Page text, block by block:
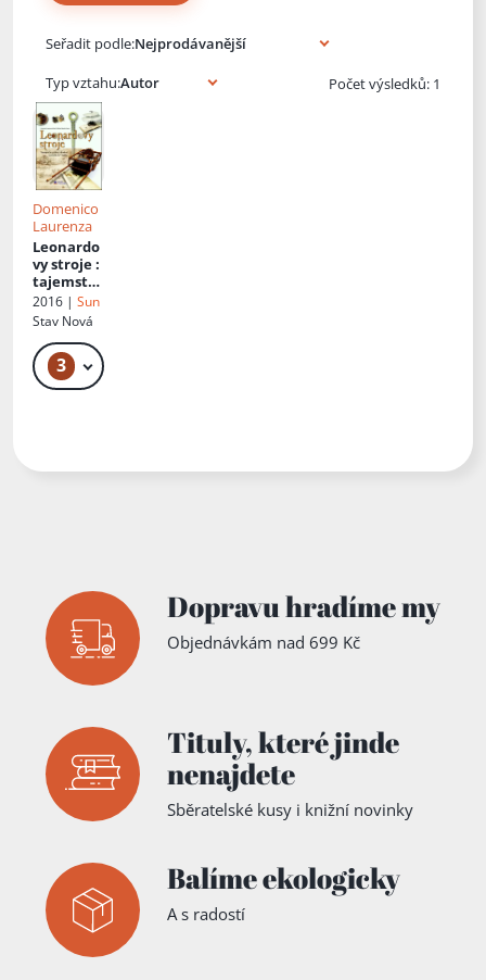
Seřadit podle:
Typ vztahu:
Počet výsledků: 1
Domenico
Laurenza
Leonardo
vy stroje:
tajemství
a
vynálezy z
Leonarda
da
Vinciho
2016 | Sun
Stav Nová
3
Dopravu hradíme my
Objednávkám nad 699 Kč
Tituly,které jinde
nenajdete
Sběratelské kusy i knižní novinky
Balíme ekologicky
A s radostí